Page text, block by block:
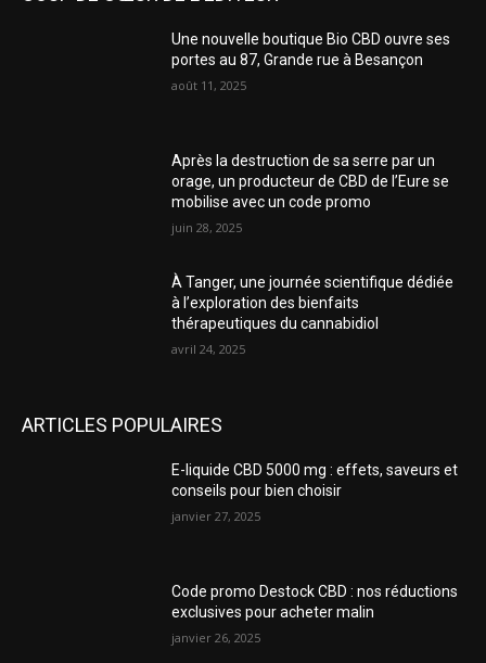
Une nouvelle boutique Bio CBD ouvre ses
portes au 87, Grande rue à Besançon
août 11, 2025
Après la destruction de sa serre par un
orage, un producteur de CBD de l’Eure se
mobilise avec un code promo
juin 28, 2025
À Tanger, une journée scientifique dédiée
à l’exploration des bienfaits
thérapeutiques du cannabidiol
avril 24, 2025
ARTICLES POPULAIRES
E-liquide CBD 5000 mg : effets, saveurs et
conseils pour bien choisir
janvier 27, 2025
Code promo Destock CBD : nos réductions
exclusives pour acheter malin
janvier 26, 2025